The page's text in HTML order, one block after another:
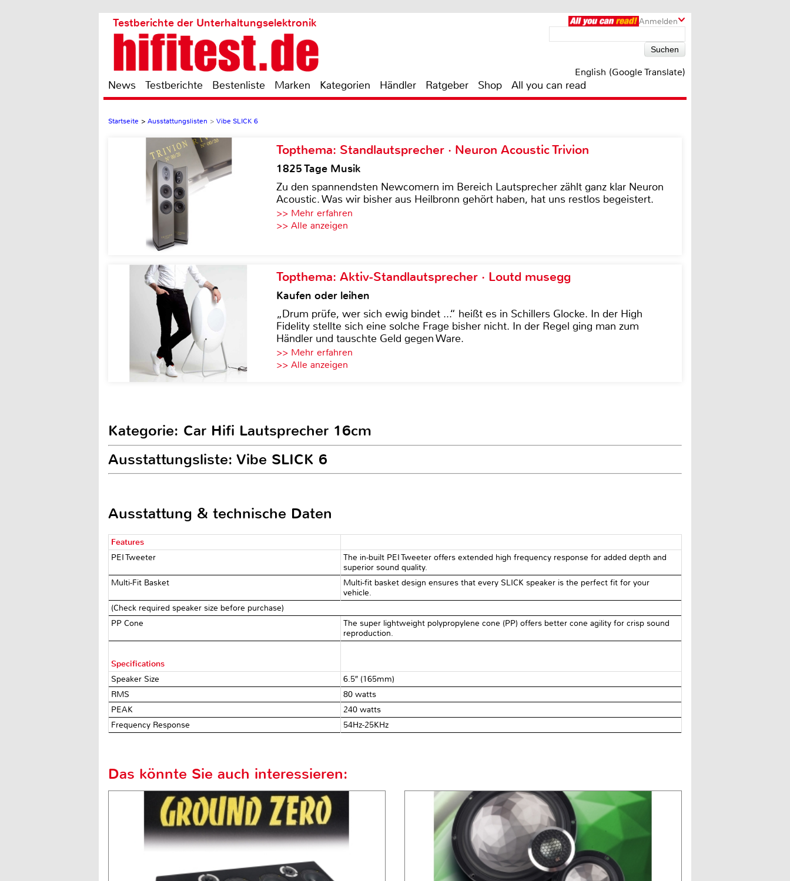
Anmelden
Testberichte der Unterhaltungselektronik
English (Google Translate)
News Testberichte Bestenliste Marken Kategorien Händler Ratgeber Shop All you can read
Startseite > Ausstattungslisten > Vibe SLICK 6
Topthema: Standlautsprecher · Neuron Acoustic Trivion
1825 Tage Musik
Zu den spannendsten Newcomern im Bereich Lautsprecher zählt ganz klar Neuron
Acoustic. Was wir bisher aus Heilbronn gehört haben, hat uns restlos begeistert.
>> Mehr erfahren
>> Alle anzeigen
Topthema: Aktiv-Standlautsprecher · Loutd musegg
Kaufen oder leihen
„Drum prüfe, wer sich ewig bindet ...“ heißt es in Schillers Glocke. In der High
Fidelity stellte sich eine solche Frage bisher nicht. In der Regel ging man zum
Händler und tauschte Geld gegen Ware.
>> Mehr erfahren
>> Alle anzeigen
Kategorie: Car Hifi Lautsprecher 16cm
Ausstattungsliste: Vibe SLICK 6
Ausstattung & technische Daten
Features
PEI Tweeter
The in-built PEI Tweeter offers extended high frequency response for added depth and
superior sound quality.
Multi-Fit Basket
Multi-fit basket design ensures that every SLICK speaker is the perfect fit for your
vehicle.
(Check required speaker size before purchase)
PP Cone
The super lightweight polypropylene cone (PP) offers better cone agility for crisp sound
reproduction.
Specifications
Speaker Size
6.5″ (165mm)
RMS
80 watts
PEAK
240 watts
Frequency Response
54Hz-25KHz
Das könnte Sie auch interessieren: